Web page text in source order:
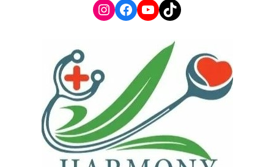
Instagram
Facebook
YouTube
TikTok